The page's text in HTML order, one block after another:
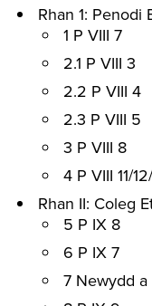
Rhan 1: Penodi
1 P VIII 7
2.1 P VIII 3
2.2 P VIII 4
2.3 P VIII 5
3 P VIII 8
4 P VIII 11/
Rhan II: Coleg
5 P IX 8
6 P IX 7
7 Newydd a